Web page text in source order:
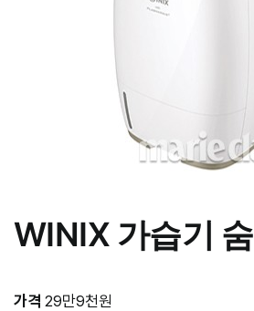
WINIX 가습기 숨
가격 29만9천원